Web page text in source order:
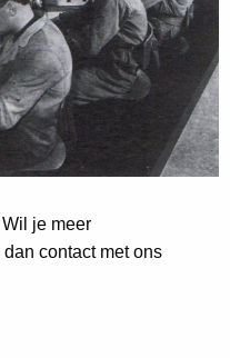
je meer
contact met ons